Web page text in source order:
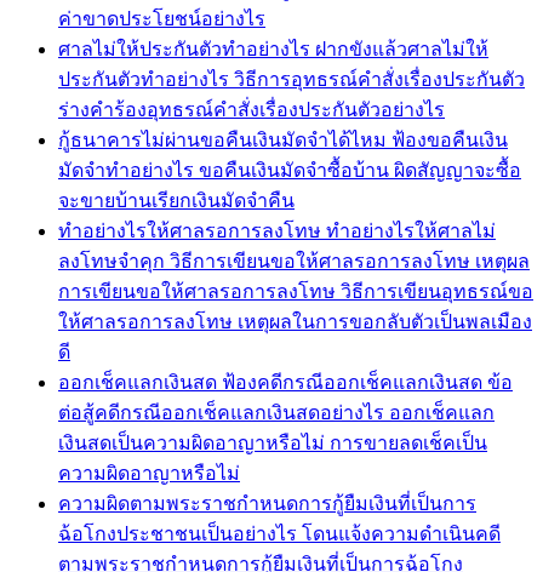
ค่าขาดประโยชน์อย่างไร
ศาลไม่ให้ประกันตัวทำอย่างไร ฝากขังแล้วศาลไม่ให้
ประกันตัวทำอย่างไร วิธีการอุทธรณ์คำสั่งเรื่องประกันตัว
ร่างคำร้องอุทธรณ์คำสั่งเรื่องประกันตัวอย่างไร
กู้ธนาคารไม่ผ่านขอคืนเงินมัดจำได้ไหม ฟ้องขอคืนเงิน
มัดจำทำอย่างไร ขอคืนเงินมัดจำซื้อบ้าน ผิดสัญญาจะซื้อ
จะขายบ้านเรียกเงินมัดจำคืน
ทำอย่างไรให้ศาลรอการลงโทษ ทำอย่างไรให้ศาลไม่
ลงโทษจำคุก วิธีการเขียนขอให้ศาลรอการลงโทษ เหตุผล
การเขียนขอให้ศาลรอการลงโทษ วิธีการเขียนอุทธรณ์ขอ
ให้ศาลรอการลงโทษ เหตุผลในการขอกลับตัวเป็นพลเมือง
ดี
ออกเช็คแลกเงินสด ฟ้องคดีกรณีออกเช็คแลกเงินสด ข้อ
ต่อสู้คดีกรณีออกเช็คแลกเงินสดอย่างไร ออกเช็คแลก
เงินสดเป็นความผิดอาญาหรือไม่ การขายลดเช็คเป็น
ความผิดอาญาหรือไม่
ความผิดตามพระราชกำหนดการกู้ยืมเงินที่เป็นการ
ฉ้อโกงประชาชนเป็นอย่างไร โดนแจ้งความดำเนินคดี
ตามพระราชกำหนดการกู้ยืมเงินที่เป็นการฉ้อโกง